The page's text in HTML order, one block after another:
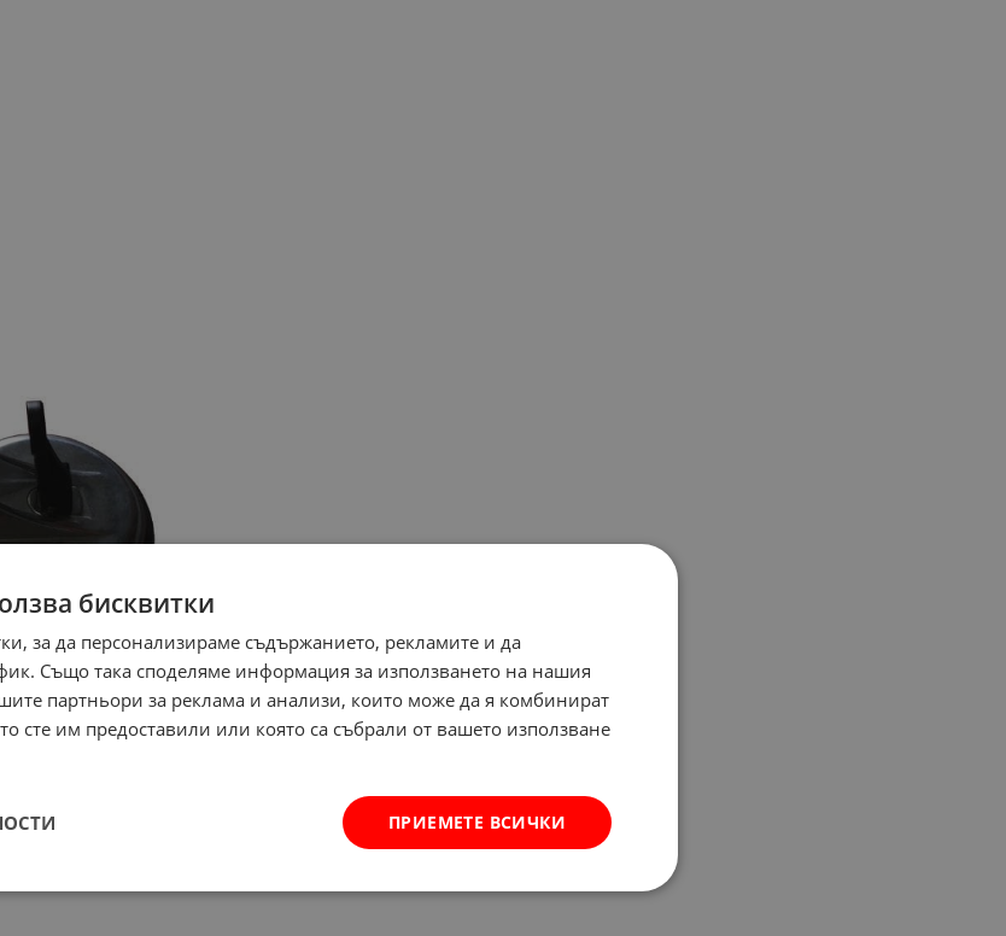
бисквитки
за да персонализираме съдържанието, рекламите и да
Също така споделяме информация за използването на нашия
партньори за реклама и анализи, които може да я комбинират
сте им предоставили или която са събрали от вашето използване
ПРИЕМЕТЕ ВСИЧКИ